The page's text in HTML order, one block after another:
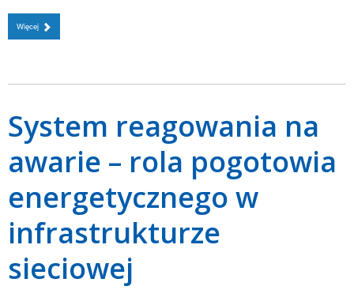
Więcej
System reagowania na
awarie – rola pogotowia
energetycznego w
infrastrukturze
sieciowej